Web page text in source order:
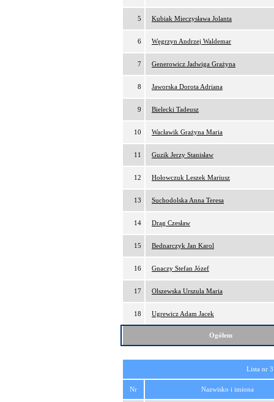
5 Kubiak Mieczysława Jolanta
6 Węgrzyn Andrzej Waldemar
7 Generowicz Jadwiga Grażyna
8 Jaworska Dorota Adriana
9 Bielecki Tadeusz
10 Wacławik Grażyna Maria
11 Guzik Jerzy Stanisław
12 Hołowczuk Leszek Mariusz
13 Suchodolska Anna Teresa
14 Drąg Czesław
15 Bednarczyk Jan Karol
16 Gnaczy Stefan Józef
17 Olszewska Urszula Maria
18 Ugrewicz Adam Jacek
Ogółem
Lista nr
Nr Nazwisko i imiona